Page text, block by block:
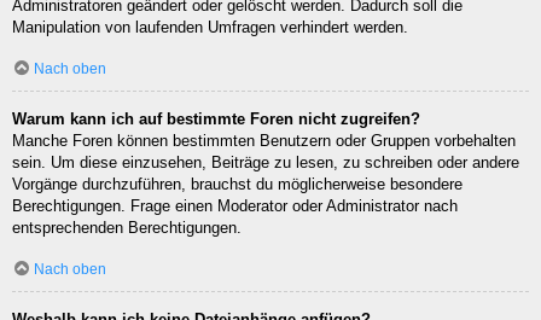
Administratoren geändert oder gelöscht werden. Dadurch soll die
Manipulation von laufenden Umfragen verhindert werden.
Nach oben
Warum kann ich auf bestimmte Foren nicht zugreifen?
Manche Foren können bestimmten Benutzern oder Gruppen vorbehalten
sein. Um diese einzusehen, Beiträge zu lesen, zu schreiben oder andere
Vorgänge durchzuführen, brauchst du möglicherweise besondere
Berechtigungen. Frage einen Moderator oder Administrator nach
entsprechenden Berechtigungen.
Nach oben